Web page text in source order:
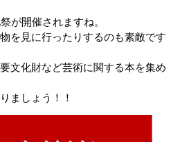
が開催されますね。
を見に行ったりするのも素敵です
文化財など芸術に関する本を集め
ましょう！！